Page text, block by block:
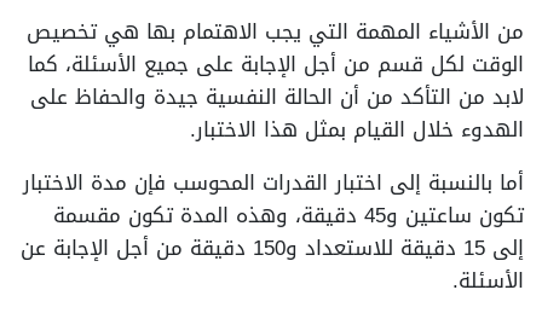
من الأشياء المهمة التي يجب الاهتمام بها هي تخصيص
الوقت لكل قسم من أجل الإجابة على جميع الأسئلة، كما
لابد من التأكد من أن الحالة النفسية جيدة والحفاظ على
الهدوء خلال القيام بمثل هذا الاختبار.
أما بالنسبة إلى اختبار القدرات المحوسب فإن مدة الاختبار
تكون ساعتين و45 دقيقة، وهذه المدة تكون مقسمة
إلى 15 دقيقة للاستعداد و150 دقيقة من أجل الإجابة عن
الأسئلة.